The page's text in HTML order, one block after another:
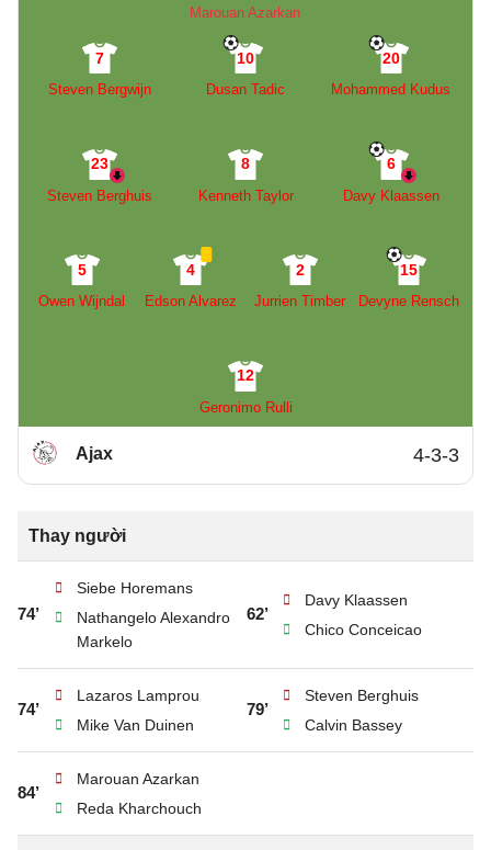
Marouan Azarkan
7
Steven Bergwijn
10
Dusan Tadic
20
Mohammed Kudus
23
Steven Berghuis
8
Kenneth Taylor
6
Davy Klaassen
5
Owen Wijndal
4
Edson Alvarez
2
Jurrien Timber
15
Devyne Rensch
12
Geronimo Rulli
Ajax 4-3-3
Thay người
74’
Siebe Horemans
Nathangelo Alexandro
Markelo
62’
Davy Klaassen
Chico Conceicao
74’
Lazaros Lamprou
Mike Van Duinen
79’
Steven Berghuis
Calvin Bassey
84’
Marouan Azarkan
Reda Kharchouch